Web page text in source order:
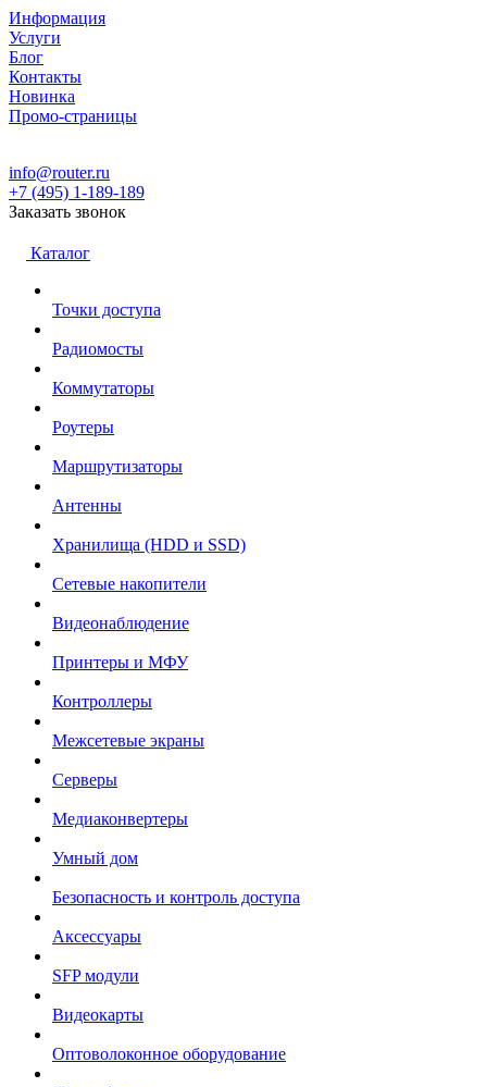
Информация
Услуги
Блог
Контакты
Новинка
Промо-страницы
info@router.ru
+7 (495) 1-189-189
Заказать звонок
Каталог
Точки доступа
Радиомосты
Коммутаторы
Роутеры
Маршрутизаторы
Антенны
Хранилища (HDD и SSD)
Сетевые накопители
Видеонаблюдение
Принтеры и МФУ
Контроллеры
Межсетевые экраны
Серверы
Медиаконвертеры
Умный дом
Безопасность и контроль доступа
Аксессуары
SFP модули
Видеокарты
Оптоволоконное оборудование